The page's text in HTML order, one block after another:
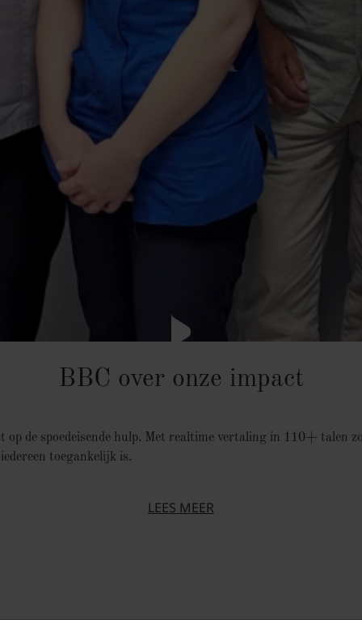
BBC over onze impact
de spoedeisende hulp. Met realtime vertaling in 110+ talen
toegankelijk is.
LEES MEER